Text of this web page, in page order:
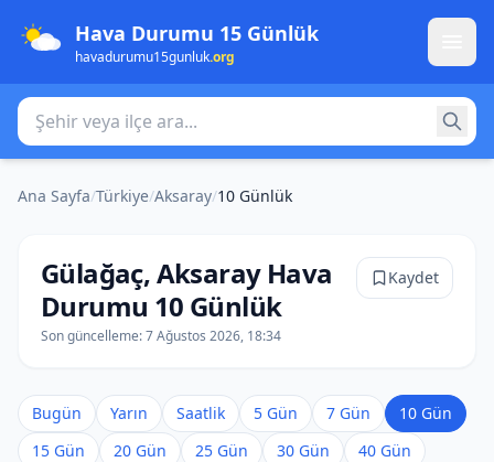
Hava Durumu 15 Günlük
havadurumu15gunluk.org
Şehir veya ilçe ara
Ana Sayfa/Türkiye/Aksaray/10 Günlük
Gülağaç, Aksaray Hava
Durumu 10 Günlük
Son güncelleme:7 Ağustos 2026, 18:34
Kaydet
Bugün Yarın Saatlik 5 Gün 7 Gün
10 Gün
15 Gün
20 Gün 25 Gün 30 Gün
40 Gün